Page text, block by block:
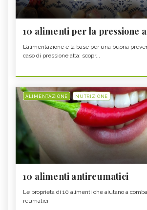
10 alimenti per la pressione
L’alimentazione è la base per una buona
caso di pressione alta: scopr...
ALIMENTAZIONE NUTRIZIONE
10 alimenti antireumatici
Le proprietà di 10 alimenti che aiutano a
reumatici